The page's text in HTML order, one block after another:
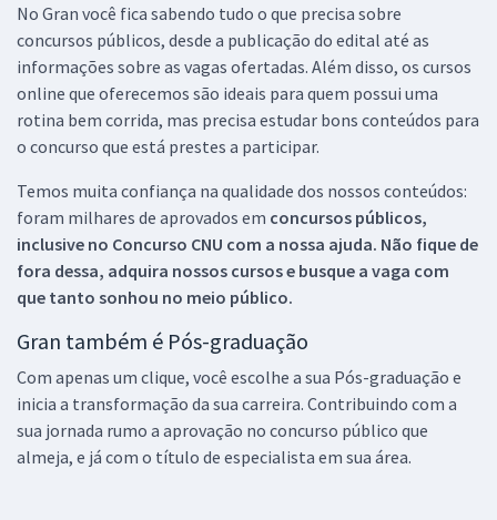
No Gran você fica sabendo tudo o que precisa sobre
concursos públicos, desde a publicação do edital até as
informações sobre as vagas ofertadas. Além disso, os cursos
online que oferecemos são ideais para quem possui uma
rotina bem corrida, mas precisa estudar bons conteúdos para
o concurso que está prestes a participar.
Temos muita confiança na qualidade dos nossos conteúdos:
foram milhares de aprovados em concursos públicos,
inclusive no Concurso CNU com a nossa ajuda. Não fique de
fora dessa, adquira nossos cursos e busque a vaga com
que tanto sonhou no meio público.
Gran também é Pós-graduação
Com apenas um clique, você escolhe a sua Pós-graduação e
inicia a transformação da sua carreira. Contribuindo com a
sua jornada rumo a aprovação no concurso público que
almeja, e já com o título de especialista em sua área.